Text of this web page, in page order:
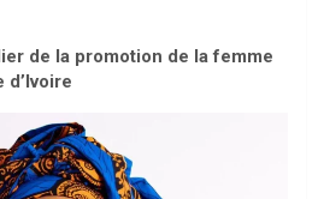
de la promotion de la femme
d’Ivoire